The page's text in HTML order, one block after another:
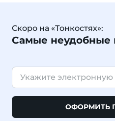
Скоро на «Тонкостях»:
Самые неудобные
ОФОРМИТЬ